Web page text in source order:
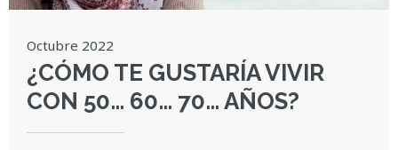
Octubre 2022
¿CÓMO TE GUSTARÍA VIVIR
CON 50… 60… 70… AÑOS?